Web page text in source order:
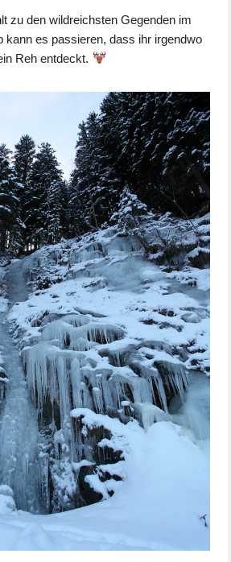
zu den wildreichsten Gegenden im
kann es passieren, dass ihr irgendwo
Reh entdeckt.